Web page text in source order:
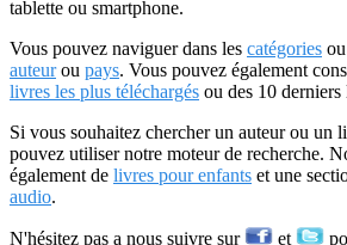
tablette ou smartphone.
Vous pouvez naviguer dans les catégories
auteurou pays. Vous pouvez également
livres les plus téléchargés ou des 10
Si vous souhaitez chercher un auteur ou un
pouvez utiliser notre moteur de recherche.
également de livres pour enfants et une
audio.
N'hésitez pas a nous suivre sur et